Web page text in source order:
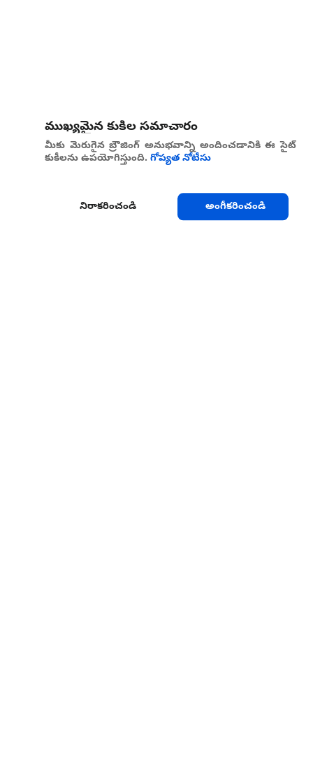
ముఖ్యమైన కుకీల సమాచారం
మీకు మెరుగైన బ్రౌజింగ్ అనుభవాన్ని అందించడానికి ఈ సైట్
కుకీలను ఉపయోగిస్తుంది. గోప్యత నోటీసు
నిరాకరించండి అంగీకరించండి